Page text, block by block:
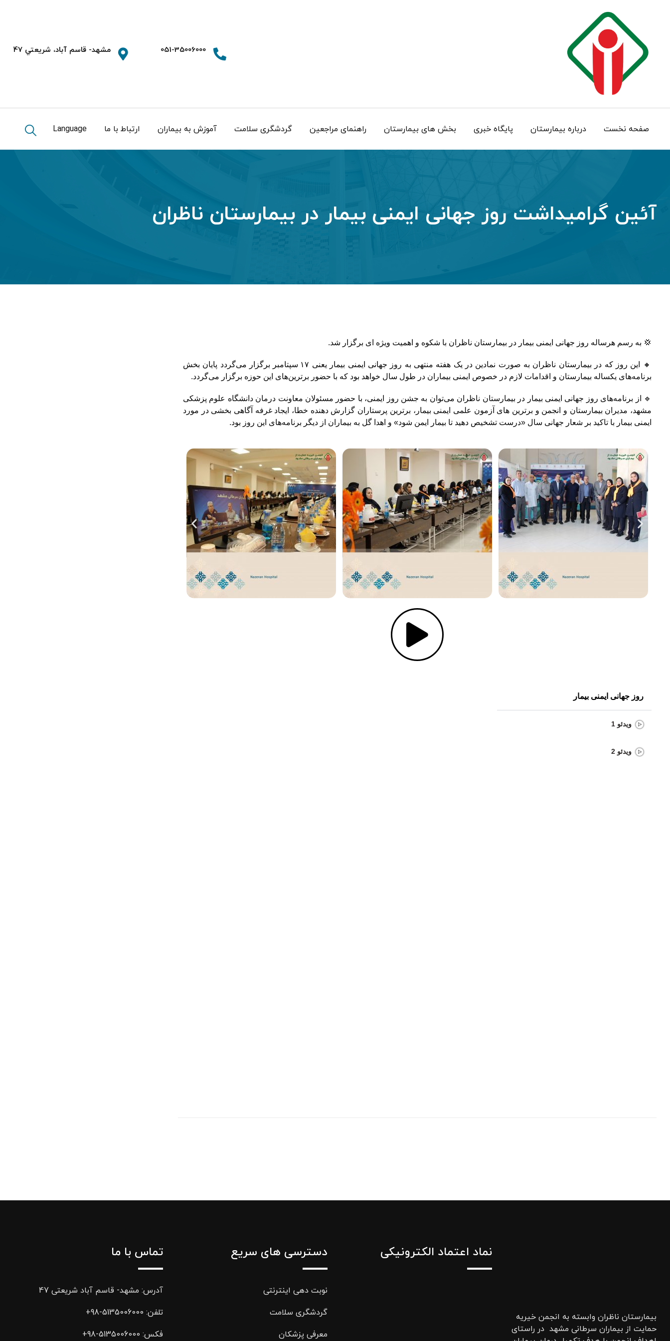
051-35006000 مشهد- قاسم آباد، شريعتي 47
صفحه نخست درباره بيمارستان پایگاه خبری بخش های بیمارستان راهنمای مراجعین گردشگری سلامت آموزش به بیماران ارتباط با ما Language
آئین گرامیداشت روز جهانی ایمنی بیمار در بیمارستان ناظران
💢 به رسم هرساله روز جهانی ایمنی بیمار در بیمارستان ناظران با شکوه و اهمیت ویژه ای برگزار شد.
🔸 این روز که در بیمارستان ناظران به صورت نمادین در یک هفته منتهی به روز جهانی ایمنی بیمار یعنی ۱۷ سپتامبر برگزار می‌گردد پایان بخش
برنامه‌های یکساله بیمارستان و اقدامات لازم در خصوص ایمنی بیماران در طول سال خواهد بود که با حضور برترین‌های این حوزه برگزار می‌گردد.
🔹 از برنامه‌های روز جهانی ایمنی بیمار در بیمارستان ناظران می‌توان به جشن روز ایمنی، با حضور مسئولان معاونت درمان دانشگاه علوم پزشکی
مشهد، مدیران بیمارستان و انجمن و برترین های آزمون علمی ایمنی بیمار، برترین پرستاران گزارش دهنده خطا، ایجاد غرفه آگاهی بخشی در مورد
ایمنی بیمار با تاکید بر شعار جهانی سال «درست تشخیص دهید تا بیمار ایمن شود» و اهدا گل به بیماران از دیگر برنامه‌های این روز بود.
روز جهانی ایمنی بیمار
ویدئو 1
ویدئو 2
بیمارستان ناظران وابسته به انجمن خیریه
حمایت از بیماران سرطانی مشهد در راستای
نماد اعتماد الکترونیکی دسترسی های سریع
نوبت دهی اینترنتی
گردشگری سلامت
معرفی پزشکان
تماس با ما
آدرس: مشهد- قاسم آباد شریعتی 47
تلفن: 5135006000-98+
فکس: 5135006000-98+